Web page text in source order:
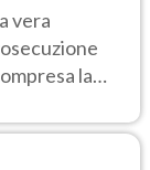
vera
la